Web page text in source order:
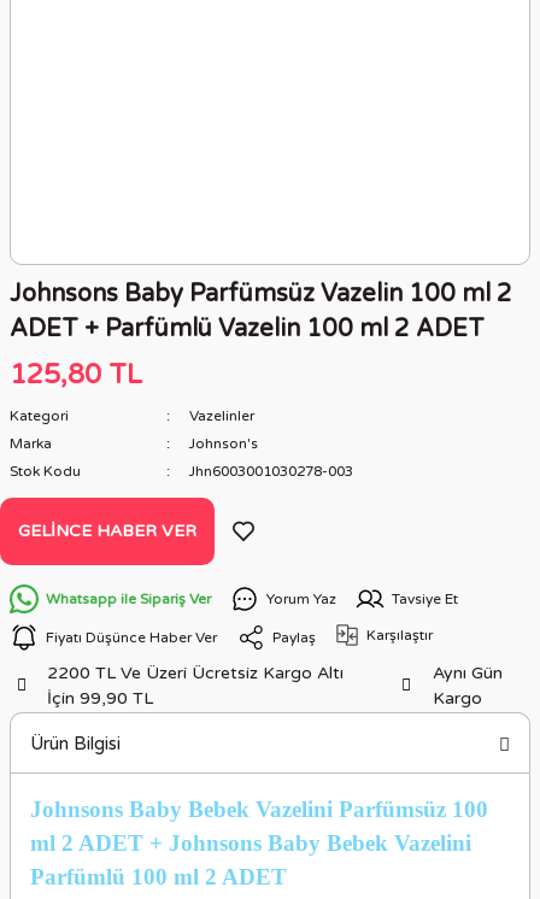
Johnsons Baby Parfümsüz Vazelin 100 ml 2
ADET + Parfümlü Vazelin 100 ml 2 ADET
125,80 TL
Kategori
Vazelinler
Marka
Johnson's
Stok Kodu
Jhn6003001030278-003
GELINCE HABER VER
Whatsapp ile Sipariş Ver Yorum Yaz Tavsiye Et
Fiyatı Düşünce Haber Ver Paylaş Karşılaştır
2200 TL Ve Üzeri Ücretsiz Kargo Altı
İçin 99,90 TL
Aynı Gün
Kargo
Ürün Bilgisi
Johnsons Baby Bebek Vazelini Parfümsüz 100
ml 2 ADET + Johnsons Baby Bebek Vazelini
Parfümlü 100 ml 2 ADET